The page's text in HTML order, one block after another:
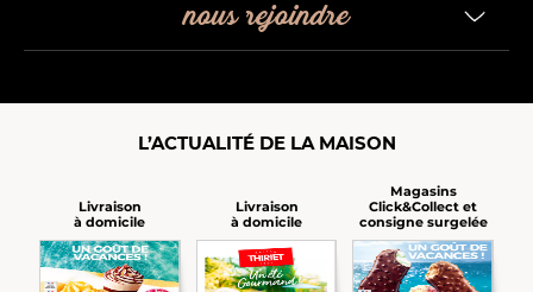
nous rejoindre
L’ACTUALITÉ DE LA MAISON
Livraison
à domicile
Livraison
à domicile
Magasins
Click&Collect et
consigne surgelée